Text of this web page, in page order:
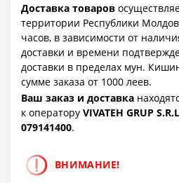
Доставка товаров
территории Республики
часов, в зависимости от
доставки и времени
доставки в пределах мун.
сумме заказа от 1000 леев.
Ваш заказ и доставка
к оператору VIVATEH GRUP
079141400.
ВНИМАНИЕ!